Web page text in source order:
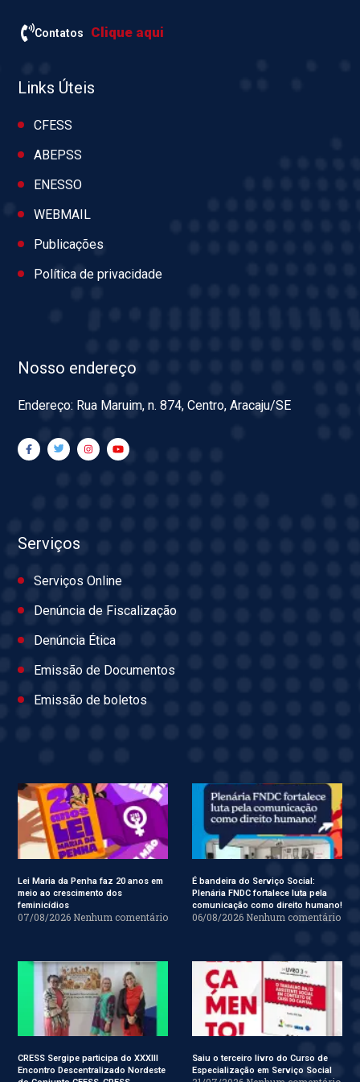
Contatos Clique aqui
Links Úteis
CFESS
ABEPSS
ENESSO
WEBMAIL
Publicações
Política de privacidade
Nosso endereço
Endereço: Rua Maruim, n. 874, Centro, Aracaju/SE
Serviços
Serviços Online
Denúncia de Fiscalização
Denúncia Ética
Emissão de Documentos
Emissão de boletos
Lei Maria da Penha faz 20 anos em
meio ao crescimento dos
feminicídios
07/08/2026 Nenhum comentário
É bandeira do Serviço Social:
Plenária FNDC fortalece luta pela
comunicação como direito humano!
06/08/2026 Nenhum comentário
CRESS Sergipe participa do XXXIII
Encontro Descentralizado Nordeste
Saiu o terceiro livro do Curso de
Especialização em Serviço Social